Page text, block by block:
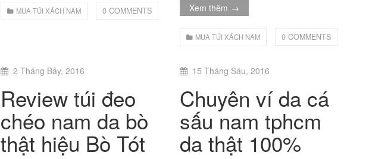
MUA TÚI XÁCH NAM 0 COMMENTS
Xem thêm →
MUA TÚI XÁCH NAM 0 COMMENTS
2 Tháng Bảy, 2016
Review túi đeo
chéo nam da bò
thật hiệu Bò Tót
15 Tháng Sáu, 2016
Chuyên ví da cá
sấu nam tphcm
da thật 100%